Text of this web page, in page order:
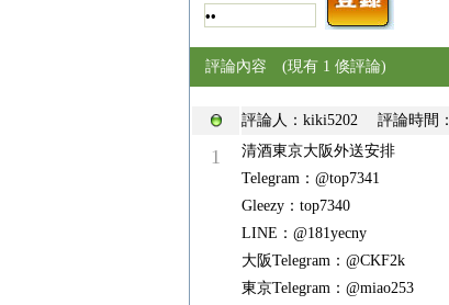
評論內容 (現有 1 倏評論)
評論人： kiki5202 評論時間：
1
清酒東京大阪外送安排
Telegram：@top7341
Gleezy：top7340
LINE：@181yecny
大阪Telegram：@CKF2k
東京Telegram：@miao253